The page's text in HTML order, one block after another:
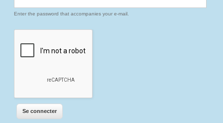
Enter the password that accompanies your e-mail.